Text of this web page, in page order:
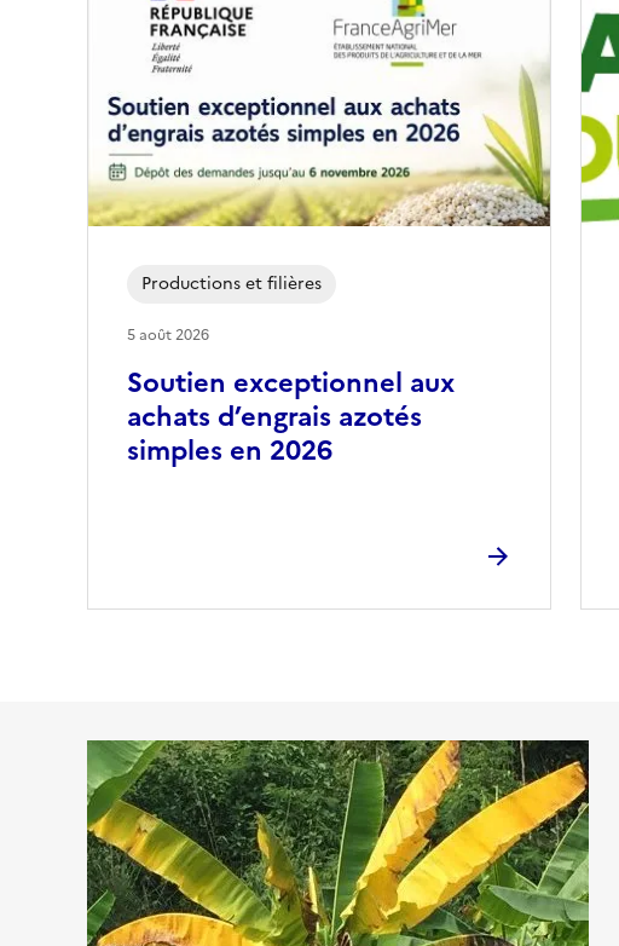
Soutien exceptionnel aux
achats d’engrais azotés
simples en 2026
Productions et filières
5 août 2026